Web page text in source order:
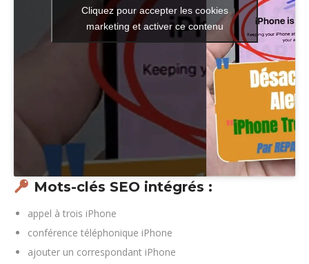
Cliquez pour accepter les cookies
marketing et activer ce contenu
Mots-clés SEO intégrés :
appel à trois iPhone
conférence téléphonique iPhone
ajouter un correspondant iPhone